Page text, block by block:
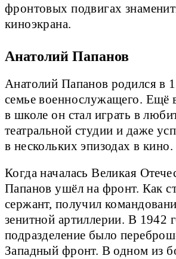
фронтовых подвигах
киноэкрана.
Анатолий Папанов
Анатолий Папанов родился в
семье военнослужащего. Ещё
в школе он стал играть в
театральной студии и даже
в нескольких эпизодах в кино.
Когда началась Великая
Папанов ушёл на фронт. Как
сержант, получил
зенитной артиллерии. В 1942
подразделение было
Западный фронт. В одном из